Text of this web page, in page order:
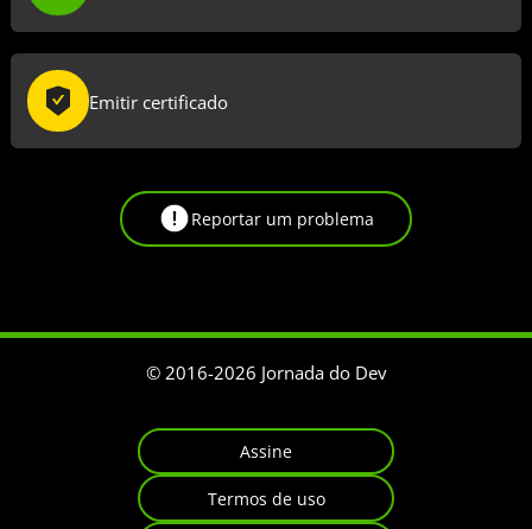
Emitir certificado
Reportar um problema
© 2016-2026 Jornada do Dev
Assine
Termos de uso